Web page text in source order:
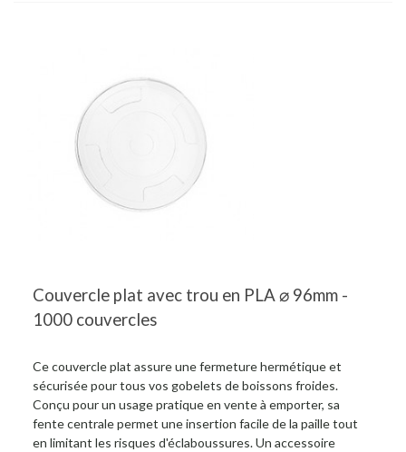
Couvercle plat avec trou en PLA ⌀ 96mm -
1000 couvercles
Ce couvercle plat assure une fermeture hermétique et
sécurisée pour tous vos gobelets de boissons froides.
Conçu pour un usage pratique en vente à emporter, sa
fente centrale permet une insertion facile de la paille tout
en limitant les risques d'éclaboussures. Un accessoire